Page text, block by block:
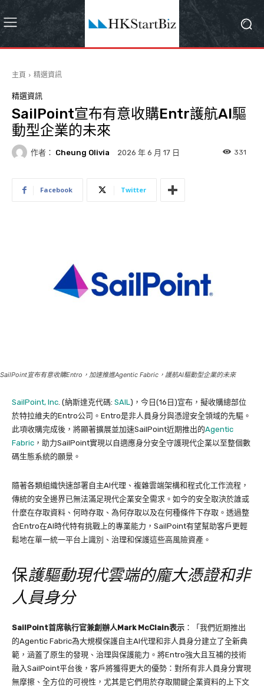
主頁 精選資訊
精選資訊
SailPoint宣布有意收購Entr護航AI驅
動型企業的未來
作者： Cheung Olivia 2026 年 6 月 17 日 331
Facebook Twitter
SailPoint宣布有意收購Entro，加速推進Agentic Fabric，護航AI驅動型企業的未來
SailPoint, Inc. (納斯達克代碼: SAIL)，今日(16日)宣布，擬收購總部位
於特拉維夫的Entro公司。Entro是非人員身分與憑證安全領域的先驅。
此項收購完成後，將顯著擴展並加速SailPoint近期推出的Agentic
Fabric ，助力SailPoint實現以自適應身分安全守護現代企業以至整個數
碼生態系統的願景。
隨著各類組織快速部署自主AI代理、複雜雲端架構和程式化工作流程，
傳統的安全邊界已無法滿足現代企業安全需求。如今的安全取決於誰或
什麼在存取資料、何時存取、為何存取以及在何種條件下存取。透過整
合Entro在AI時代特有挑戰上的專業能力，SailPoint有望幫助客戶更輕
鬆地在單一統一平台上識別、治理和保護這些高風險資產。
保護驅動現代雲端的龐大憑證和非
人員身分
SailPoint首席執行官兼創辦人Mark McClain表示 ：「我們近期推出
的Agentic Fabric為大規模保護自主AI代理和非人員身分建立了全新典
範，涵蓋了原生的發現、治理與保護能力。將Entro強大且互補的技術
融入SailPoint平台後，客戶將獲得更大的優勢：對所有非人員身分實現
無摩擦、全方位的可視性，尤其是它們用於存取關鍵企業資料的上下文